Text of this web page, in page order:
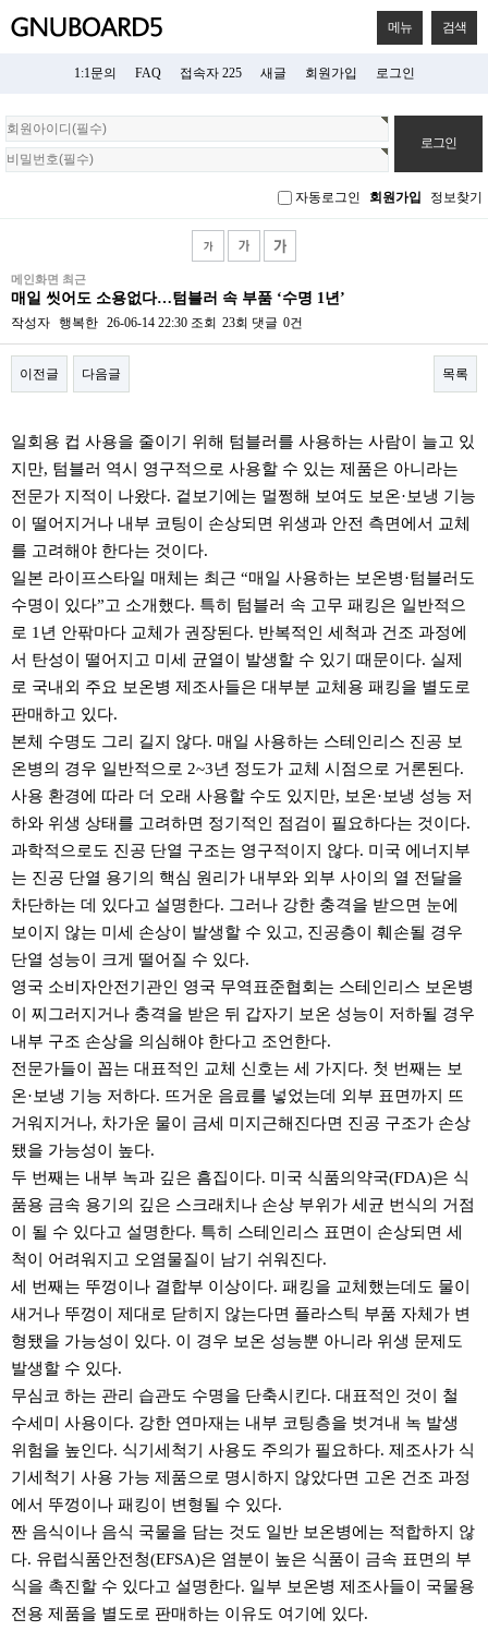
메뉴 검색
1:1문의 FAQ 접속자 225 새글 회원가입 로그인
회
원
로
자동로그인 회원가입 정보찾기
메인화면 최근
매일 씻어도 소용없다…텀블러 속 부품 ‘수명 1년’
작성자 행복한 26-06-14 22:30 조회 23회 댓글 0건
이전글 다음글 목록
일회용 컵 사용을 줄이기 위해 텀블러를 사용하는 사람이 늘고 있
지만, 텀블러 역시 영구적으로 사용할 수 있는 제품은 아니라는
전문가 지적이 나왔다. 겉보기에는 멀쩡해 보여도 보온·보냉 기능
이 떨어지거나 내부 코팅이 손상되면 위생과 안전 측면에서 교체
를 고려해야 한다는 것이다.
일본 라이프스타일 매체는 최근 “매일 사용하는 보온병·텀블러도
수명이 있다”고 소개했다. 특히 텀블러 속 고무 패킹은 일반적으
로 1년 안팎마다 교체가 권장된다. 반복적인 세척과 건조 과정에
서 탄성이 떨어지고 미세 균열이 발생할 수 있기 때문이다. 실제
로 국내외 주요 보온병 제조사들은 대부분 교체용 패킹을 별도로
판매하고 있다.
본체 수명도 그리 길지 않다. 매일 사용하는 스테인리스 진공 보
온병의 경우 일반적으로 2~3년 정도가 교체 시점으로 거론된다.
사용 환경에 따라 더 오래 사용할 수도 있지만, 보온·보냉 성능 저
하와 위생 상태를 고려하면 정기적인 점검이 필요하다는 것이다.
과학적으로도 진공 단열 구조는 영구적이지 않다. 미국 에너지부
는 진공 단열 용기의 핵심 원리가 내부와 외부 사이의 열 전달을
차단하는 데 있다고 설명한다. 그러나 강한 충격을 받으면 눈에
보이지 않는 미세 손상이 발생할 수 있고, 진공층이 훼손될 경우
단열 성능이 크게 떨어질 수 있다.
영국 소비자안전기관인 영국 무역표준협회는 스테인리스 보온병
이 찌그러지거나 충격을 받은 뒤 갑자기 보온 성능이 저하될 경우
내부 구조 손상을 의심해야 한다고 조언한다.
전문가들이 꼽는 대표적인 교체 신호는 세 가지다. 첫 번째는 보
온·보냉 기능 저하다. 뜨거운 음료를 넣었는데 외부 표면까지 뜨
거워지거나, 차가운 물이 금세 미지근해진다면 진공 구조가 손상
됐을 가능성이 높다.
두 번째는 내부 녹과 깊은 흠집이다. 미국 식품의약국(FDA)은 식
품용 금속 용기의 깊은 스크래치나 손상 부위가 세균 번식의 거점
이 될 수 있다고 설명한다. 특히 스테인리스 표면이 손상되면 세
척이 어려워지고 오염물질이 남기 쉬워진다.
세 번째는 뚜껑이나 결합부 이상이다. 패킹을 교체했는데도 물이
새거나 뚜껑이 제대로 닫히지 않는다면 플라스틱 부품 자체가 변
형됐을 가능성이 있다. 이 경우 보온 성능뿐 아니라 위생 문제도
발생할 수 있다.
무심코 하는 관리 습관도 수명을 단축시킨다. 대표적인 것이 철
수세미 사용이다. 강한 연마재는 내부 코팅층을 벗겨내 녹 발생
위험을 높인다. 식기세척기 사용도 주의가 필요하다. 제조사가 식
기세척기 사용 가능 제품으로 명시하지 않았다면 고온 건조 과정
에서 뚜껑이나 패킹이 변형될 수 있다.
짠 음식이나 음식 국물을 담는 것도 일반 보온병에는 적합하지 않
다. 유럽식품안전청(EFSA)은 염분이 높은 식품이 금속 표면의 부
식을 촉진할 수 있다고 설명한다. 일부 보온병 제조사들이 국물용
전용 제품을 별도로 판매하는 이유도 여기에 있다.